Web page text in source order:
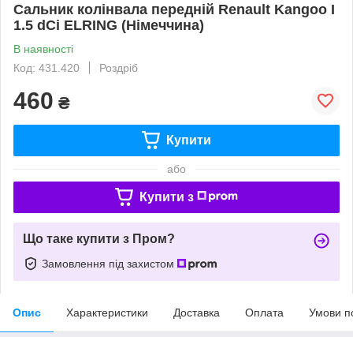
Сальник колінвала передній Renault Kangoo I
1.5 dCi ELRING (Німеччина)
В наявності
Код: 431.420
Роздріб
460 ₴
Купити
або
Купити з
Що таке купити з Пром?
Замовлення під захистом
Опис Характеристики Доставка Оплата Умови